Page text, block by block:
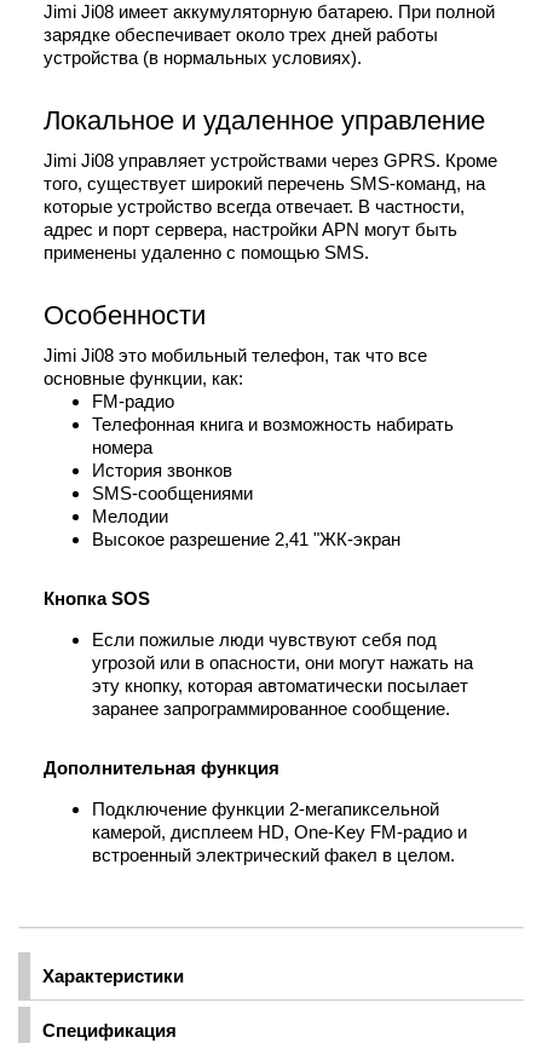
Характеристики
Спецификация
Jimi Ji08 имеет аккумуляторную батарею. При полной
зарядке обеспечивает около трех дней работы
устройства (в нормальных условиях).
Локальное и удаленное управление
Jimi Ji08 управляет устройствами через GPRS. Кроме
того, существует широкий перечень SMS-команд, на
которые устройство всегда отвечает. В частности,
адрес и порт сервера, настройки APN могут быть
применены удаленно с помощью SMS.
Особенности
Jimi Ji08 это мобильный телефон, так что все
основные функции, как:
FM-радио
Телефонная книга и возможность набирать
номера
История звонков
SMS-сообщениями
Мелодии
Высокое разрешение 2,41 "ЖК-экран
Кнопка SOS
Если пожилые люди чувствуют себя под
угрозой или в опасности, они могут нажать на
эту кнопку, которая автоматически посылает
заранее запрограммированное сообщение.
Дополнительная функция
Подключение функции 2-мегапиксельной
камерой, дисплеем HD, One-Key FM-радио и
встроенный электрический факел в целом.